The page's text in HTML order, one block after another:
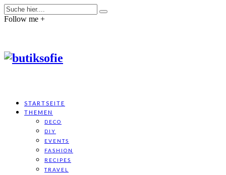
Follow me +
STARTSEITE
THEMEN
DECO
DIY
EVENTS
FASHION
RECIPES
TRAVEL